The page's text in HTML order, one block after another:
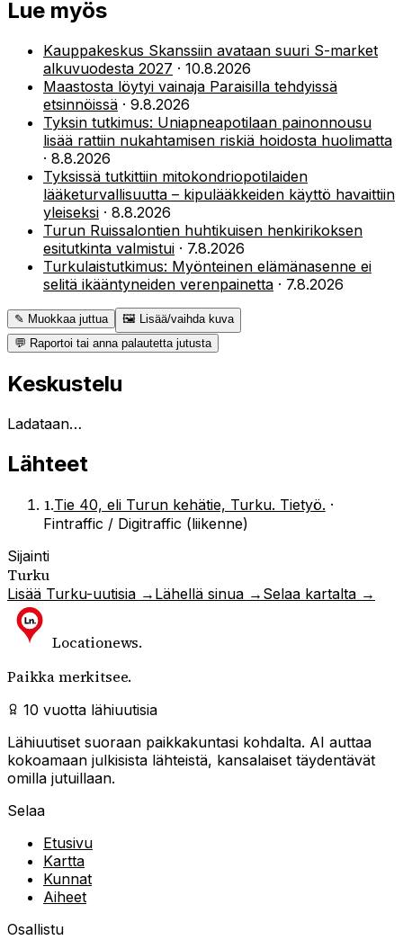
Lue myös
Kauppakeskus Skanssiin avataan suuri S-market
alkuvuodesta 2027 · 10.8.2026
Maastosta löytyi vainaja Paraisilla tehdyissä
etsinnöissä · 9.8.2026
Tyksin tutkimus: Uniapneapotilaan painonnousu
lisää rattiin nukahtamisen riskiä hoidosta huolimatta
· 8.8.2026
Tyksissä tutkittiin mitokondriopotilaiden
lääketurvallisuutta – kipulääkkeiden käyttö havaittiin
yleiseksi · 8.8.2026
Turun Ruissalontien huhtikuisen henkirikoksen
esitutkinta valmistui · 7.8.2026
Turkulaistutkimus: Myönteinen elämänasenne ei
selitä ikääntyneiden verenpainetta · 7.8.2026
✎ Muokkaa juttua
🖼 Lisää/vaihda kuva
💬 Raportoi tai anna palautetta jutusta
Keskustelu
Ladataan…
Lähteet
1.Tie 40, eli Turun kehätie, Turku. Tietyö. ·
Fintraffic / Digitraffic (liikenne)
Sijainti
Turku
Lisää Turku-uutisia → Lähellä sinua → Selaa kartalta →
Locationews.
Paikka merkitsee.
10 vuotta lähiuutisia
Lähiuutiset suoraan paikkakuntasi kohdalta. AI auttaa
kokoamaan julkisista lähteistä, kansalaiset täydentävät
omilla jutuillaan.
Selaa
Etusivu
Kartta
Kunnat
Aiheet
Osallistu